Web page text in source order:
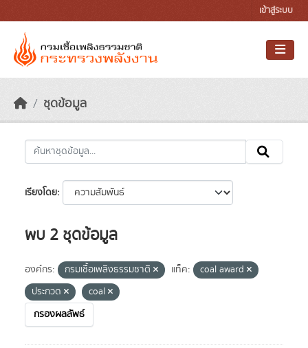
เข้าสู่ระบบ
ชุดข้อมูล
เรียงโดย
พบ 2 ชุดข้อมูล
องค์กร: กรมเชื้อเพลิงธรรมชาติ แท็ค:
coal award
ประกวด
coal
กรองผลลัพธ์